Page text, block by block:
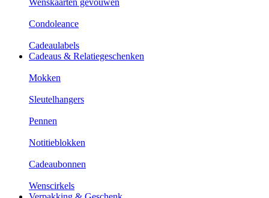
Wenskaarten gevouwen
Condoleance
Cadeaulabels
Cadeaus & Relatiegeschenken
Mokken
Sleutelhangers
Pennen
Notitieblokken
Cadeaubonnen
Wenscirkels